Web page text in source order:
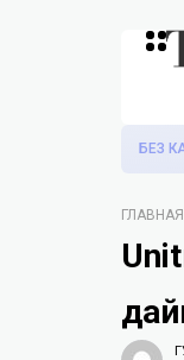
БЕЗ
ГЛАВНАЯ